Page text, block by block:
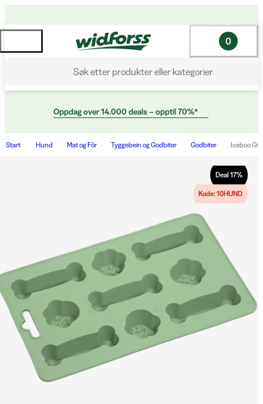
Søk etter produkter eller kategorier
0
Oppdag over 14.000 deals – opptil 70%*
Start Hund Mat og Fôr Tyggebein og Godbiter Godbiter Iceboo
Deal 17%
Kode: 10HUND